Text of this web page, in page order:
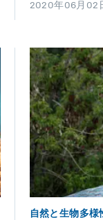
2020年06月02
自然と生物多様